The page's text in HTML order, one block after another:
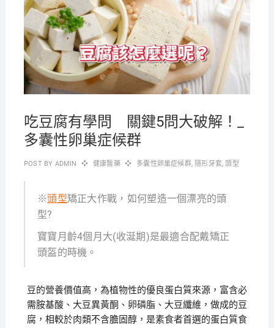
吃豆腐有學問 關鍵5問大破解！_
多囊性卵巢症候群
POST BY ADMIN 健康醫藥 多囊性卵巢症候群, 隱形牙套,頭型
※頭型矯正大作戰，如何塑造一個漂亮的頭
型?
寶寶月齡4個月大(收涎期)是最適合配戴矯正
頭盔的時機。
豆的營養價值高，為植物性的優良蛋白質來源，富含必
需胺基酸、大豆異黃酮、卵磷脂、大豆纖維，做成的豆
腐，相較於肉類不含膽固醇，是素食者首選的蛋白質食